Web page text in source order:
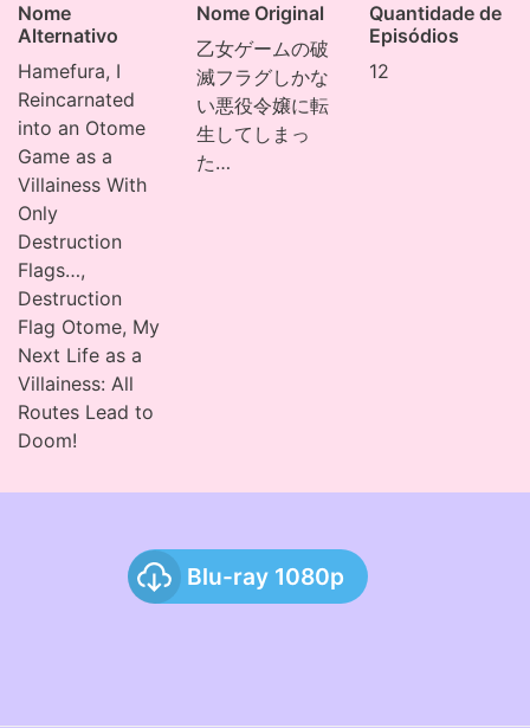
Nome
Alternativo
Hamefura, I
Reincarnated
into an Otome
Game as a
Villainess With
Only
Destruction
Flags…,
Destruction
Flag Otome, My
Next Life as a
Villainess: All
Routes Lead to
Doom!
Nome Original
乙女ゲームの破
滅フラグしかな
い悪役令嬢に転
生してしまっ
た…
Quantidade de
Episódios
12
Blu-ray 1080p